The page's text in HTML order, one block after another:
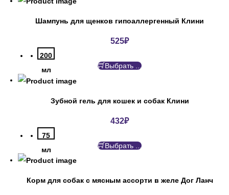
Шампунь для щенков гипоаллергенный Клини
525₽
200
мл
Выбрать ...
Зубной гель для кошек и собак Клини
432₽
75
мл
Выбрать ...
Корм для собак с мясным ассорти в желе Дог Ланч